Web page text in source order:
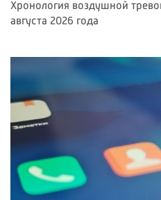
Хронология воздушной
августа 2026 года